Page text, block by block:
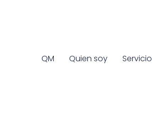
QM Quien soy